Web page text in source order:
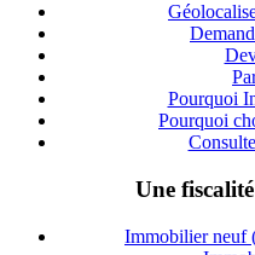
Pourquoi
Pourquoi
Une
Immobilier neuf